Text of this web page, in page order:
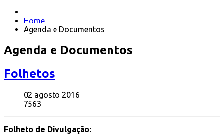
Home
Agenda e Documentos
Agenda e Documentos
Folhetos
02 agosto 2016
7563
Folheto de Divulgação: